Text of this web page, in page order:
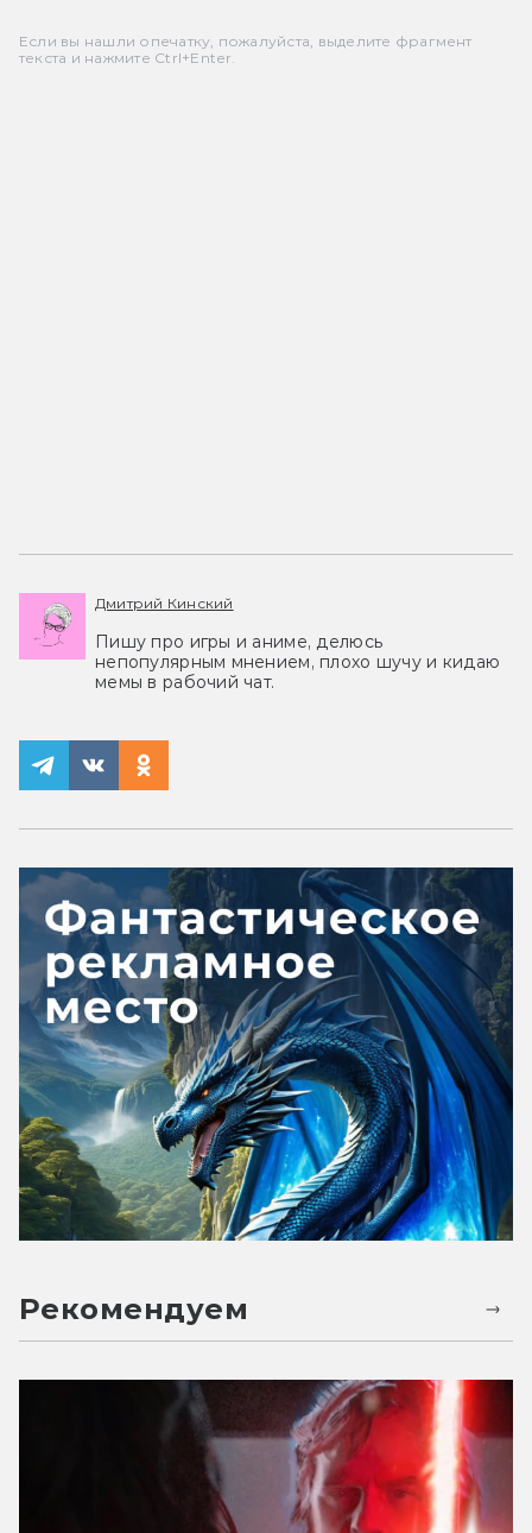
Если вы нашли опечатку, пожалуйста, выделите фрагмент
текста и нажмите Ctrl+Enter.
Дмитрий Кинский
Пишу про игры и аниме, делюсь
непопулярным мнением, плохо шучу и кидаю
мемы в рабочий чат.
Рекомендуем